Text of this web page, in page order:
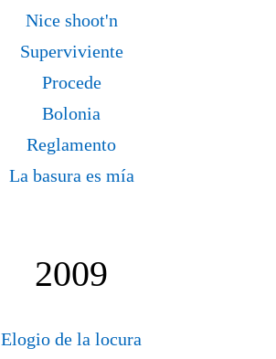
Nice shoot'n
Superviviente
Procede
Bolonia
Reglamento
La basura es mía
2009
Elogio de la locura